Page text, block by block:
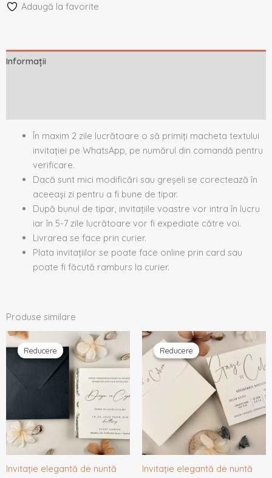
Adaugă la favorite
Informații
În maxim 2 zile lucrătoare o să primiți macheta textului
invitației pe WhatsApp, pe numărul din comandă pentru
verificare.
Dacă sunt mici modificări sau greșeli se corectează în
aceeași zi pentru a fi bune de tipar.
După bunul de tipar, invitațiile voastre vor intra în lucru
iar în 5-7 zile lucrătoare vor fi expediate către voi.
Livrarea se face prin curier.
Plata invitațiilor se poate face online prin card sau
poate fi făcută ramburs la curier.
Produse similare
Reducere
Reducere
Invitație elegantă de nuntă
inițial
a
2,58 lei.
Prețul
curent
este:
2,45 lei.
Reducere
Reducere
Invitație elegantă de nuntă
Prețul
inițial
a
Prețul
curent
este:
2,01 lei.